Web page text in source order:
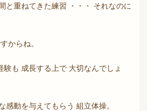
と重ねてきた練習 ・・・ それなのに
からね。
験も 成長する上で 大切なんでしょ
感動を与えてもらう 組立体操。